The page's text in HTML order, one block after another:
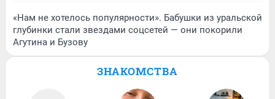
«Нам не хотелось популярности». Бабушки из уральской
глубинки стали звездами соцсетей — они покорили
Агутина и Бузову
ЗНАКОМСТВА